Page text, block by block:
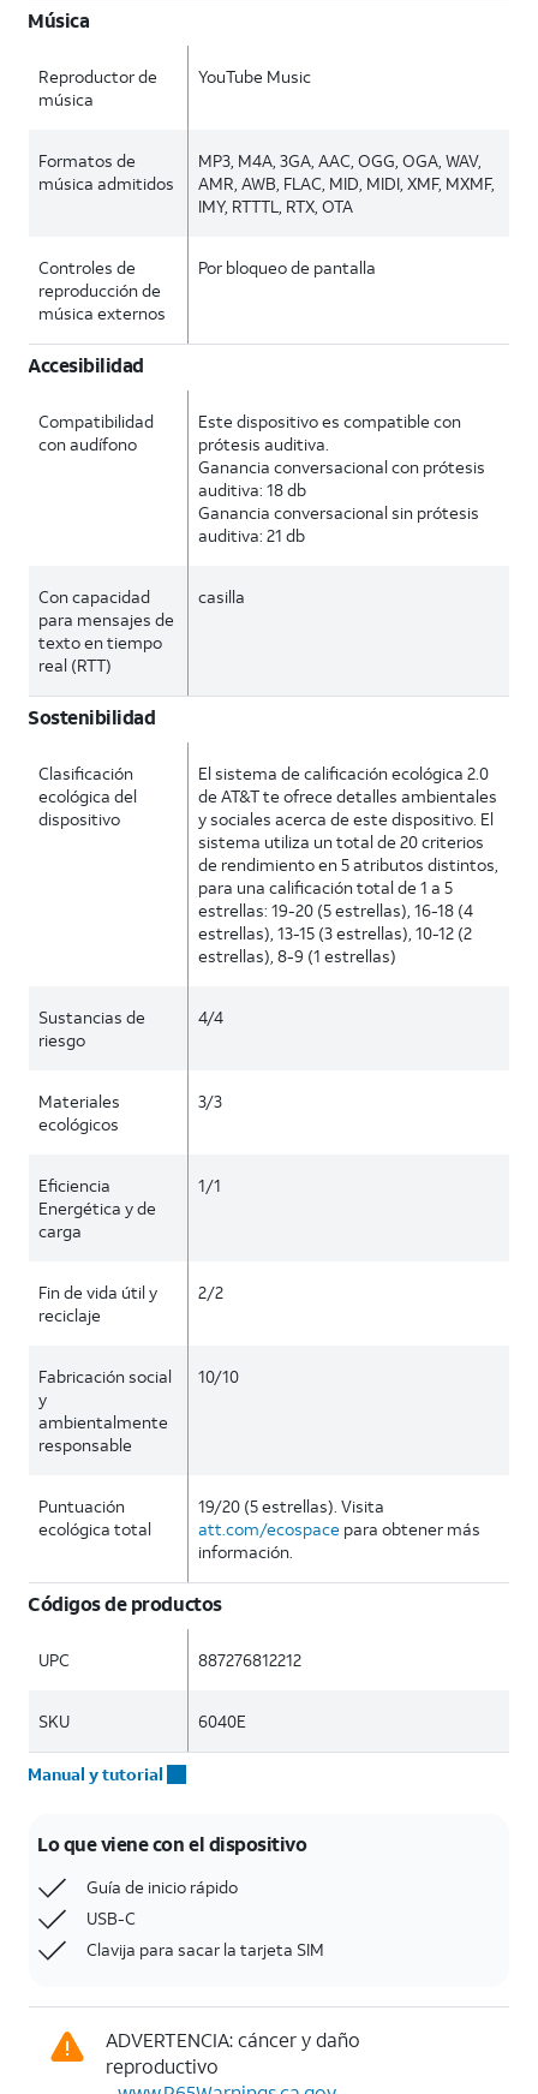
Música
Reproductor de
música
YouTube Music
Formatos de
música admitidos
MP3, M4A, 3GA, AAC, OGG, OGA, WAV,
AMR, AWB, FLAC, MID, MIDI, XMF, MXMF,
IMY, RTTTL, RTX, OTA
Controles de
reproducción de
música externos
Por bloqueo de pantalla
Accesibilidad
Compatibilidad
con audífono
Este dispositivo es compatible con
prótesis auditiva.
Ganancia conversacional con prótesis
auditiva: 18 db
Ganancia conversacional sin prótesis
auditiva: 21 db
Con capacidad
para mensajes de
texto en tiempo
real (RTT)
casilla
Sostenibilidad
Clasificación
ecológica del
dispositivo
El sistema de calificación ecológica 2.0
de AT&T te ofrece detalles ambientales
y sociales acerca de este dispositivo. El
sistema utiliza un total de 20 criterios
de rendimiento en 5 atributos distintos,
para una calificación total de 1 a 5
estrellas: 19-20 (5 estrellas), 16-18 (4
estrellas), 13-15 (3 estrellas), 10-12 (2
estrellas), 8-9 (1 estrellas)
Sustancias de
riesgo
4/4
Materiales
ecológicos
3/3
Eficiencia
Energética y de
carga
1/1
Fin de vida útil y
reciclaje
2/2
Fabricación social
y
ambientalmente
responsable
10/10
Puntuación
ecológica total
19/20 (5 estrellas). Visita
att.com/ecospace para obtener más
información.
Códigos de productos
UPC 887276812212
SKU 6040E
Manual y tutorial
Lo que viene con el dispositivo
Guía de inicio rápido
USB-C
Clavija para sacar la tarjeta SIM
ADVERTENCIA: cáncer y daño
reproductivo